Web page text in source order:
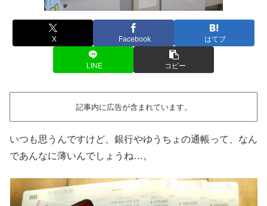
X Facebook はてブ
LINE コピー
記事内に広告が含まれています。
いつも思うんですけど、銀行やゆうちょの通帳って、なん
であんなに薄いんでしょうね…。